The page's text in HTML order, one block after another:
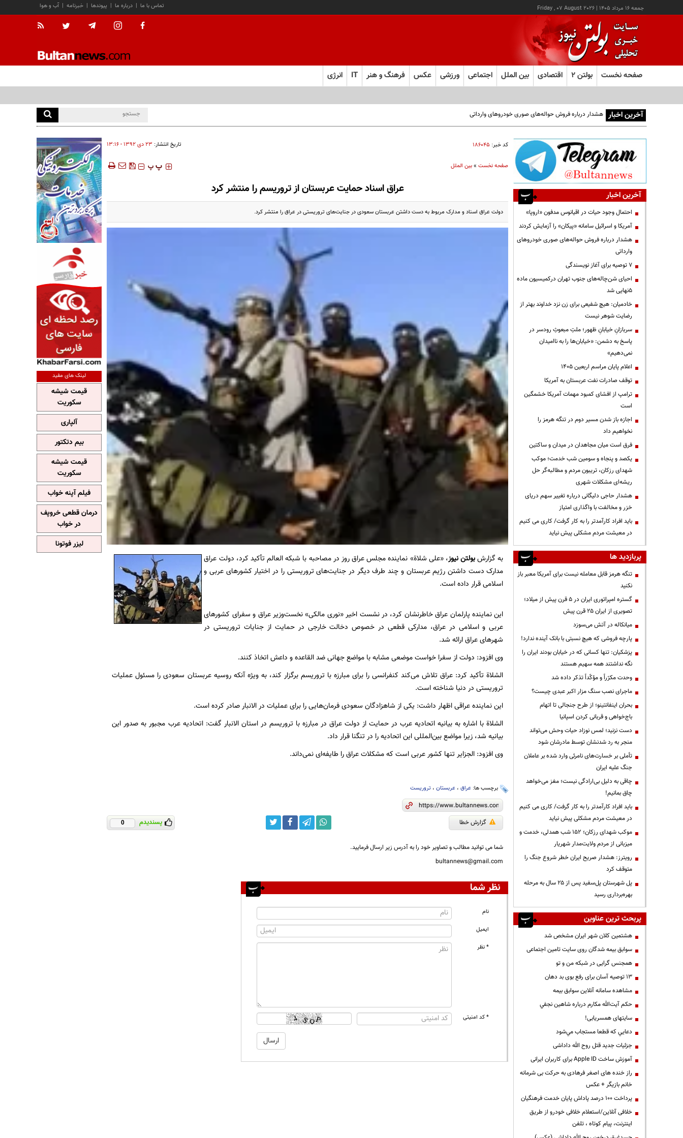
جمعه ۱۶ مرداد ۱۴۰۵ |
Friday , 07 August 2026 آب و هوا | خبرنامه | پیوندها | درباره ما | تماس با ما
صفحه نخست بولتن ۲ اقتصادی بین الملل اجتماعی ورزشی عکس فرهنگ و هنر IT انرژی
آخرین اخبار هشدار درباره فروش حواله‌های صوری خودروهای وارداتی
کد خبر: ۱۸۶۰۴۵ تاریخ انتشار: ۲۳ دی ۱۳۹۲ - ۱۳:۱۶
صفحه نخست»بین الملل ‍‍‍ پ پ
عراق اسناد حمایت عربستان از تروریسم را منتشر کرد
دولت عراق اسناد و مدارک مربوط به دست داشتن عربستان سعودی در جنایت‌های تروریستی در عراق را منتشر کرد.
به گزارشبولتن نیوز، «علی شلاة» نماینده مجلس عراق روز در مصاحبه با شبکهالعالمتأکید کرد، دولت عراق
مدارک دست داشتن رژیم عربستان و چند طرف دیگر در جنایت‌های تروریستی را در اختیار کشورهای عربی و
اسلامی قرار داده است.
این نماینده پارلمان عراق خاطرنشان کرد، در نشست اخیر «نوری مالکی» نخست‌وزیر عراق و سفرای کشورهای
عربی و اسلامی در عراق، مدارکی قطعی در خصوص دخالت خارجی در حمایت از جنایات تروریستی در
شهرهای عراق ارائه شد.
وی افزود: دولت از سفرا خواست موضعی مشابه با مواضع جهانی ضد القاعده و داعش اتخاذ کنند.
الشلاة تأکید کرد: عراق تلاش می‌کند کنفرانسی را برای مبارزه با تروریسم برگزار کند، به ویژه آنکه روسیه عربستان سعودی را مسئول عملیات
تروریستی در دنیا شناخته است.
این نماینده عراقی اظهار داشت: یکی از شاهزادگان سعودی فرمان‌هایی را برای عملیات در الانبار صادر کرده است.
الشلاة با اشاره به بیانیه اتحادیه عرب در حمایت از دولت عراق در مبارزه با تروریسم در استان الانبار گفت: اتحادیه عرب مجبور به صدور این
بیانیه شد، زیرا مواضع بین‌المللی این اتحادیه را در تنگنا قرار داد.
وی افزود: الجزایر تنها کشور عربی است که مشکلات عراق را طایفه‌ای نمی‌داند.
برچسب ها: عراق، عربستان، تروریست
گزارش خطا پسندیدم 0
شما می توانید مطالب و تصاویر خود را به آدرس زیر ارسال فرمایید.
bultannews@gmail.com
نظر شما
نام
ایمیل
* نظر
* کد امنیتی
آخرین اخبار
احتمال وجود حیات در اقیانوس مدفون «اروپا»
آمریکا و اسرائیل سامانه «پیکان» را آزمایش کردند
هشدار درباره فروش حواله‌های صوری خودروهای
وارداتی
۷ توصیه برای آغاز نویسندگی
احیای شن‌چاله‌های جنوب تهران درکمیسیون ماده
۵نهایی شد
خادمیان: هیچ شفیعی برای زن نزد خداوند بهتر از
رضایت شوهر نیست
سربازانِ خیابانِ ظهور؛ ملتِ مبعوثِ رودسر در
پاسخ به دشمن: «خیابان‌ها را به ناامیدان
نمی‌دهیم»
اعلام پایان مراسم اربعین ۱۴۰۵
توقف صادرات نفت عربستان به آمریکا
ترامپ از افشای کمبود مهمات آمریکا خشمگین
است
اجازه باز شدن مسیر دوم در تنگه هرمز را
نخواهیم داد
فرق است میان مجاهدان در میدان و ساکتین
یکصد و پنجاه و سومین شب خدمت؛ موکب
شهدای رزکان، تریبون مردم و مطالبه‌گر حل
ریشه‌ای مشکلات شهری
هشدار حاجی دلیگانی درباره تغییر سهم دریای
خزر و مخالفت با واگذاری امتیاز
باید افراد کارآمدتر را به کار گرفت/ کاری می کنیم
در معیشت مردم مشکلی پیش نیاید
پربازدید ها
تنگه هرمز قابل معامله نیست برای آمریکا معبر باز
نکنید
گستره امپراتوری ایران در ۵ قرن پیش از میلاد؛
تصویری از ایران ۲۵ قرن پیش
میانکاله در آتش می‌سوزد
پارچه فروشی که هیچ نسبتی با بانک آینده ندارد!
پزشکیان: تنها کسانی که در خیابان بودند ایران را
نگه نداشتند همه سهیم هستند
وحدت مکرّراً و مؤکّداً تذکر داده شد
ماجرای نصب سنگ مزار اکبر عبدی چیست؟
بحران اینفانتینو؛ از طرح جنجالی تا اتهام
باج‌خواهی و قربانی کردن اسپانیا
دست نزنید؛ لمس نوزاد حیات وحش می‌تواند
منجر به رد شدنشان توسط مادرشان شود
تأملی بر خسارت‌های نامرئی وارد شده بر عاملان
جنگ علیه ایران
چاقی به دلیل بی‌ارادگی نیست؛ مغز می‌خواهد
چاق بمانیم!
باید افراد کارآمدتر را به کار گرفت/ کاری می کنیم
در معیشت مردم مشکلی پیش نیاید
موکب شهدای رزکان؛ ۱۵۲ شب همدلی، خدمت و
میزبانی از مردم ولایت‌مدار شهریار
رویترز: هشدار صریح ایران خطر شروع جنگ را
متوقف کرد
پل شهرستان پل‌سفید پس از ۲۵ سال به مرحله
بهره‌برداری رسید
پربحث ترین عناوین
هشتمین کلان شهر ایران مشخص شد
سوابق بیمه شدگان روی سایت تامین اجتماعی
همجنس گرایی در شبکه من و تو
13 توصیه آسان برای رفع بوی بد دهان
مشاهده سامانه آنلاين سوابق بیمه
حكم آيت‌الله مكارم درباره شاهين نجفي
سایتهای همسریابی!
دعايي كه قطعا مستجاب مي‌شود
جزئیات جدید قتل روح الله داداشی
آموزش ساخت Apple ID برای کاربران ایرانی
راز خنده های اصغر فرهادی به حرکت بی شرمانه
خانم بازیگر + عکس
پرداخت ۱۰۰ درصد پاداش پایان خدمت فرهنگیان
خلافی آنلاین/استعلام خلافی خودرو از طریق
اینترنت، پیام کوتاه ، تلفن
لینک های مفید
قیمت شیشه
سکوریت
آلپاری
بیم دتکتور
قیمت شیشه
سکوریت
فیلم آپنه خواب
درمان قطعی خروپف
در خواب
لیزر فوتونا